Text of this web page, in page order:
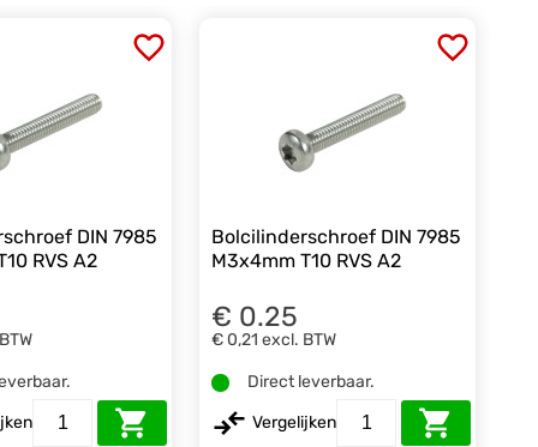
DIN 7985
RVS A2
Bolcilinderschroef DIN 7985
M3x4mm T10 RVS A2
€ 0.25
€ 0,21 excl. BTW
Direct leverbaar.
Vergelijken